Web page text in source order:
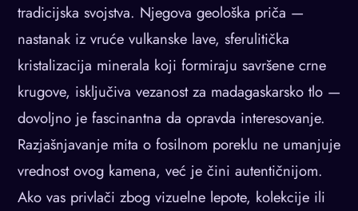
tradicijska svojstva. Njegova geološka priča —
nastanak iz vruće vulkanske lave, sferulitička
kristalizacija minerala koji formiraju savršene crne
krugove, isključiva vezanost za madagaskarsko tlo —
dovoljno je fascinantna da opravda interesovanje.
Razjašnjavanje mita o fosilnom poreklu ne umanjuje
vrednost ovog kamena, već je čini autentičnijom.
Ako vas privlači zbog vizuelne lepote, kolekcije ili